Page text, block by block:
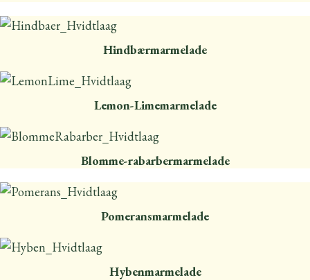
Hindbærmarmelade
Lemon-Limemarmelade
Blomme-rabarbermarmelade
Pomeransmarmelade
Hybenmarmelade